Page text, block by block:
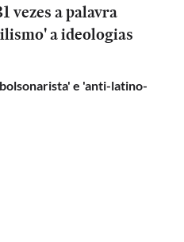
vezes a palavra
a ideologias
e 'anti-latino-